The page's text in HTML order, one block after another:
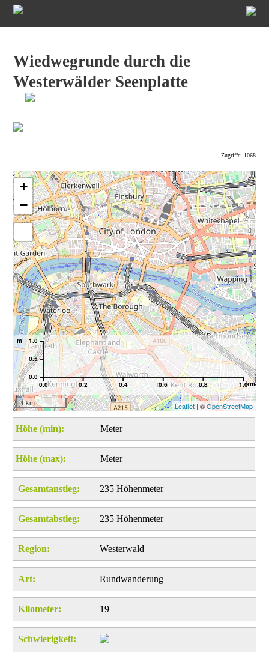
Wiedwegrunde durch die
Westerwälder Seenplatte
Zugriffe: 1068
+
−
0.0 0.2 0.4 0.6 0.8 1.0km
0.0
0.5
1.0
m
1 km Leaflet| ©OpenStreetMap
Höhe (min): Meter
Höhe (max): Meter
Gesamtanstieg: 235 Höhenmeter
Gesamtabstieg: 235 Höhenmeter
Region: Westerwald
Art: Rundwanderung
Kilometer: 19
Schwierigkeit: